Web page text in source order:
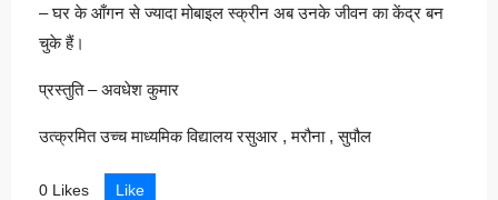
– घर के आँगन से ज्यादा मोबाइल स्क्रीन अब उनके जीवन का केंद्र बन
चुके हैं।
प्रस्तुति – अवधेश कुमार
उत्क्रमित उच्च माध्यमिक विद्यालय रसुआर , मरौना , सुपौल
0 Likes Like